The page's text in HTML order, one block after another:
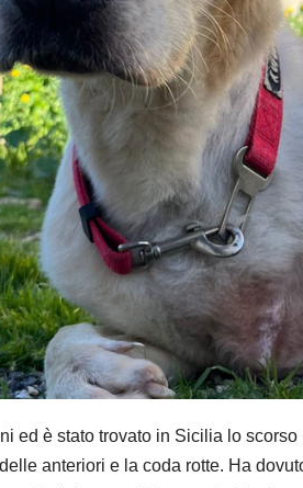
ed è stato trovato in Sicilia lo
anteriori e la coda rotte. Ha